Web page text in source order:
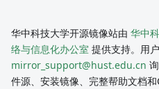
华中科技大学开源镜像站由 华中
络与信息化办公室 提供支持。用
mirror_support@hust.edu.cn
件源、安装镜像、完整帮助文档和